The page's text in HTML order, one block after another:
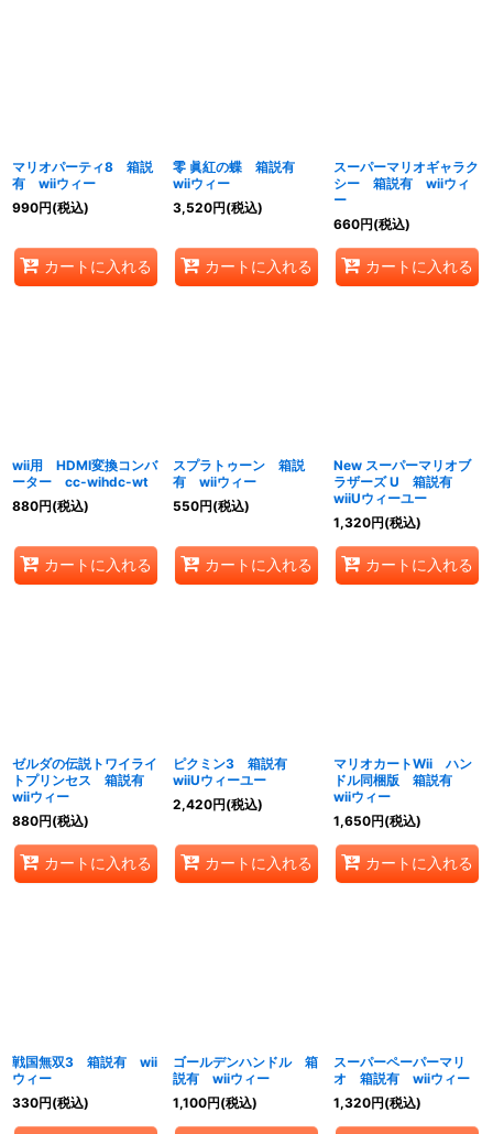
マリオパーティ8 箱説
有 wiiウィー
990円(税込)
カートに入れる
零 眞紅の蝶 箱説有
wiiウィー
3,520円(税込)
カートに入れる
スーパーマリオギャラク
シー 箱説有 wiiウィ
ー
660円(税込)
カートに入れる
wii用 HDMI変換コンバ
ーター cc-wihdc-wt
880円(税込)
カートに入れる
スプラトゥーン 箱説
有 wiiウィー
550円(税込)
カートに入れる
New スーパーマリオブ
ラザーズ U 箱説有
wiiUウィーユー
1,320円(税込)
カートに入れる
ゼルダの伝説トワイライ
トプリンセス 箱説有
wiiウィー
880円(税込)
カートに入れる
ピクミン3 箱説有
wiiUウィーユー
2,420円(税込)
カートに入れる
マリオカートWii ハン
ドル同梱版 箱説有
wiiウィー
1,650円(税込)
カートに入れる
戦国無双3 箱説有 wii
ウィー
330円(税込)
ゴールデンハンドル 箱
説有 wiiウィー
1,100円(税込)
スーパーペーパーマリ
オ 箱説有 wiiウィー
1,320円(税込)